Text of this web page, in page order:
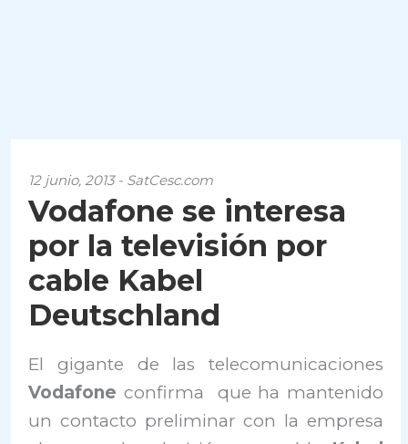
12 junio, 2013 - SatCesc.com
Vodafone se interesa
por la televisión por
cable Kabel
Deutschland
El gigante de las telecomunicaciones
Vodafone confirma que ha mantenido
un contacto preliminar con la empresa